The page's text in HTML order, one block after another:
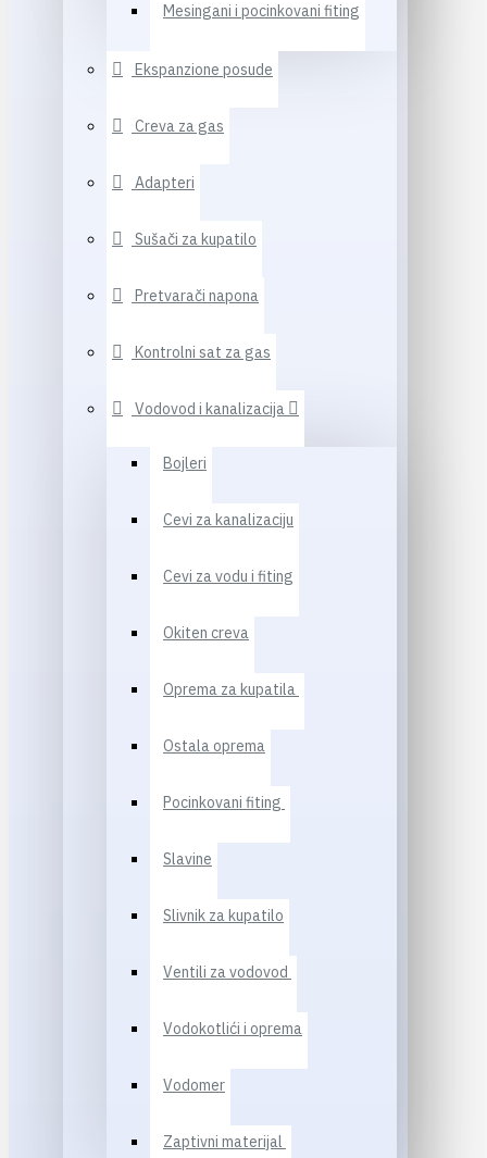
Mesingani i pocinkovani fiting
Ekspanzione posude
Creva za gas
Adapteri
Sušači za kupatilo
Pretvarači napona
Kontrolni sat za gas
Vodovod i kanalizacija
Bojleri
Cevi za kanalizaciju
Cevi za vodu i fiting
Okiten creva
Oprema za kupatila
Ostala oprema
Pocinkovani fiting
Slavine
Slivnik za kupatilo
Ventili za vodovod
Vodokotlići i oprema
Vodomer
Zaptivni materijal